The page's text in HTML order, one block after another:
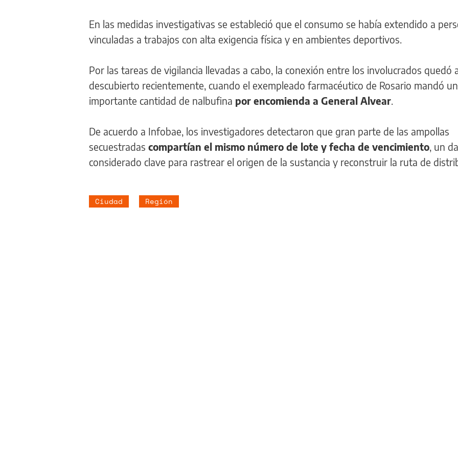
En las medidas investigativas se estableció que el consumo se había extendido a
vinculadas a trabajos con alta exigencia física y en ambientes deportivos.
Por las tareas de vigilancia llevadas a cabo, la conexión entre los involucrados quedó
descubierto recientemente, cuando el exempleado farmacéutico de Rosario mandó
importante cantidad de nalbufina por encomienda a General Alvear.
De acuerdo a Infobae, los investigadores detectaron que gran parte de las ampollas
secuestradas compartían el mismo número de lote y fecha de vencimiento, un
considerado clave para rastrear el origen de la sustancia y reconstruir la ruta de
Ciudad Región